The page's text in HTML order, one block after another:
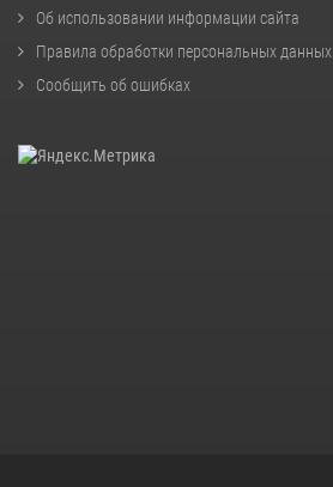
Об использовании информации сайта
Правила обработки персональных данных
Сообщить об ошибках